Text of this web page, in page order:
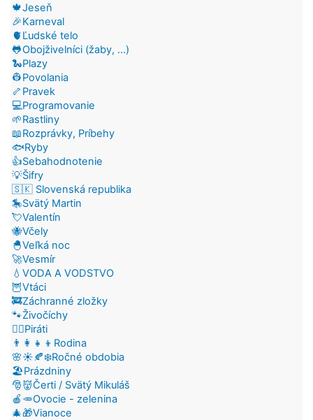
🍁Jeseň
🎉Karneval
🫀Ľudské telo
🐸Obojživelníci (žaby, ...)
🐍Plazy
👷Povolania
🦴Pravek
💻Programovanie
🌱Rastliny
📖Rozprávky, Príbehy
🐟Ryby
👍Sebahodnotenie
💡Šifry
🇸🇰 Slovenská republika
🎠Svätý Martin
💘Valentín
🐝Včely
🐣Veľká noc
🚀Vesmír
💧VODA A VODSTVO
🦉Vtáci
🚒Záchranné zložky
🐾Živočíchy
🏴‍☠️Piráti
👨‍👩‍👧‍👦Rodina
🌸☀️🍂❄️Ročné obdobia
🏖️Prázdniny
🎅👹Čerti / Svätý Mikuláš
🍎🥕Ovocie - zelenina
🎄🎁Vianoce